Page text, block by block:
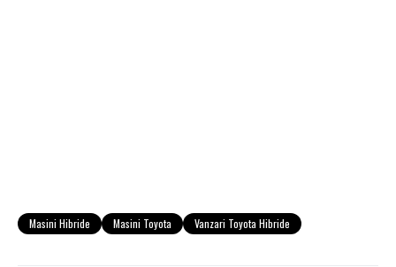
Masini Hibride Masini Toyota Vanzari Toyota Hibride